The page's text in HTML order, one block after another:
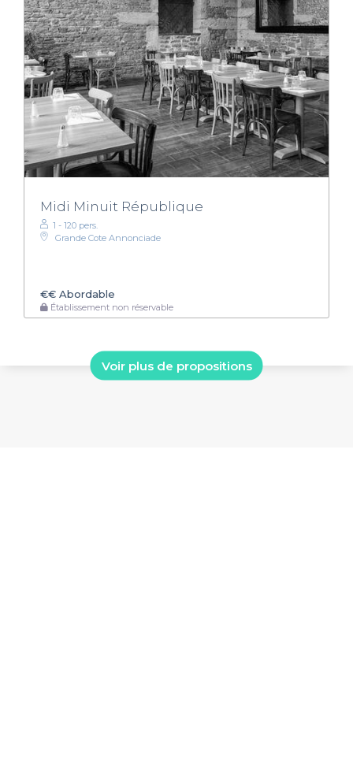
Midi Minuit République
1 - 120 pers.
Grande Cote Annonciade
€€ Abordable
Établissement non réservable
Voir plus de propositions